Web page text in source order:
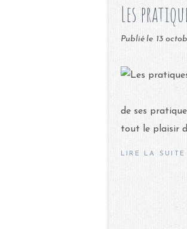
Les
Publié le 13
de ses
tout le plaisir
LIRE LA SUITE